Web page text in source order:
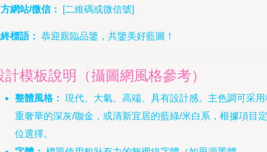
網站/微信：
[二維碼或微信號]
標語： 恭迎親臨品鑒，共鑒美好藍圖！
計模板說明（攝圖網風格參考）
整體風格： 現代、大氣、高端、具有設計感。主色調可采用
重奢華的深灰/咖金，或清新宜居的藍綠/米白系，根據項目定
位選擇。